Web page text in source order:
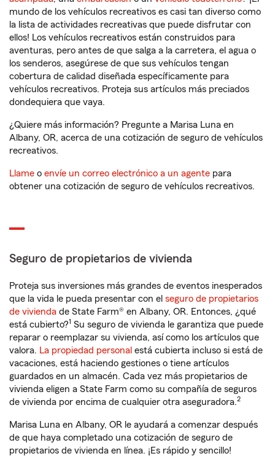
mundo de los vehículos recreativos es casi tan diverso como
la lista de actividades recreativas que puede disfrutar con
ellos! Los vehículos recreativos están construidos para
aventuras, pero antes de que salga a la carretera, el agua o
los senderos, asegúrese de que sus vehículos tengan
cobertura de calidad diseñada específicamente para
vehículos recreativos. Proteja sus artículos más preciados
dondequiera que vaya.
¿Quiere más información? Pregunte a Marisa Luna en
Albany, OR, acerca de una cotización de seguro de vehículos
recreativos.
Llame o envíe un correo electrónico a un agente para
obtener una cotización de seguro de vehículos recreativos.
Seguro de propietarios de vivienda
Proteja sus inversiones más grandes de eventos inesperados
que la vida le pueda presentar con el seguro de propietarios
de vivienda de State Farm® en Albany, OR. Entonces, ¿qué
está cubierto?1 Su seguro de vivienda le garantiza que puede
reparar o reemplazar su vivienda, así como los artículos que
valora. La propiedad personal está cubierta incluso si está de
vacaciones, está haciendo gestiones o tiene artículos
guardados en un almacén. Cada vez más propietarios de
vivienda eligen a State Farm como su compañía de seguros
de vivienda por encima de cualquier otra aseguradora.2
Marisa Luna en Albany, OR le ayudará a comenzar después
de que haya completado una cotización de seguro de
propietarios de vivienda en línea. ¡Es rápido y sencillo!